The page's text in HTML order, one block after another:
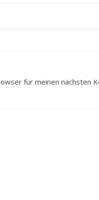
für meinen nächsten